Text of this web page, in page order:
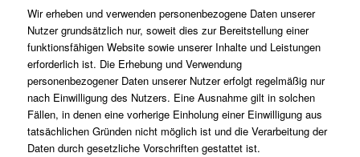
Wir erheben und verwenden personenbezogene Daten unserer
Nutzer grundsätzlich nur, soweit dies zur Bereitstellung einer
funktionsfähigen Website sowie unserer Inhalte und Leistungen
erforderlich ist. Die Erhebung und Verwendung
personenbezogener Daten unserer Nutzer erfolgt regelmäßig nur
nach Einwilligung des Nutzers. Eine Ausnahme gilt in solchen
Fällen, in denen eine vorherige Einholung einer Einwilligung aus
tatsächlichen Gründen nicht möglich ist und die Verarbeitung der
Daten durch gesetzliche Vorschriften gestattet ist.